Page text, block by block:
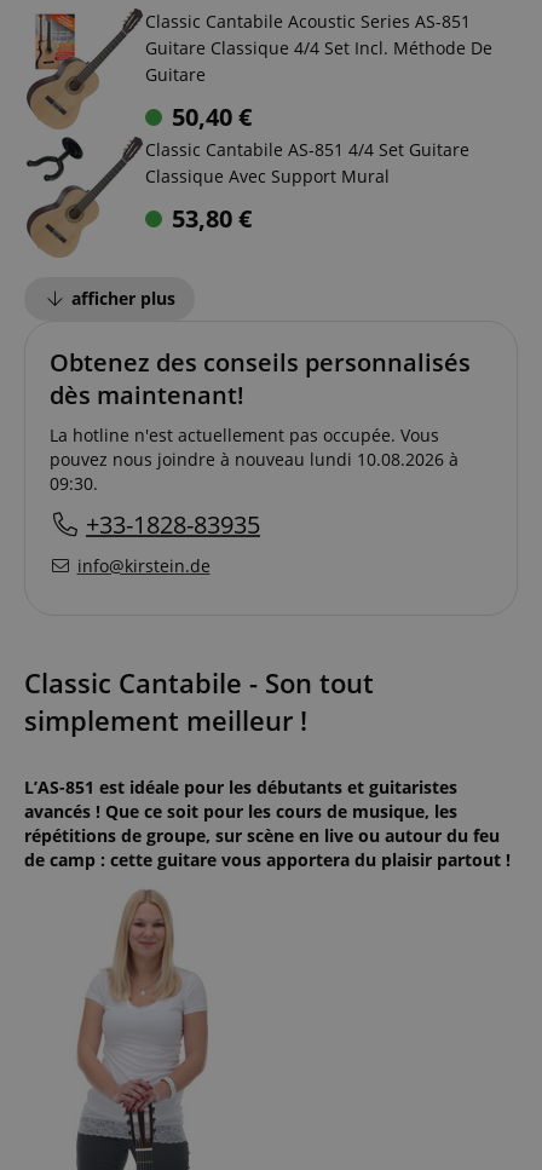
Classic Cantabile Acoustic Series AS-851
Guitare Classique 4/4 Set Incl. Méthode De
Guitare
50,40€
Classic Cantabile AS-851 4/4 Set Guitare
Classique Avec Support Mural
53,80€
afficher plus
Obtenez des conseils personnalisés
dès maintenant!
La hotline n'est actuellement pas occupée. Vous
pouvez nous joindre à nouveau lundi 10.08.2026 à
09:30.
+33-1828-83935
info@kirstein.de
Classic Cantabile - Son tout
simplement meilleur !
L’AS-851 est idéale pour les débutants et guitaristes
avancés ! Que ce soit pour les cours de musique, les
répétitions de groupe, sur scène en live ou autour du feu
de camp : cette guitare vous apportera du plaisir partout !